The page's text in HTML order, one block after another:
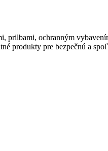
prilbami, ochranným
produkty pre bezpečnú a